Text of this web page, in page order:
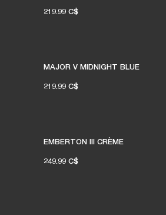
219.99 C$
MAJOR V MIDNIGHT BLUE
219.99 C$
EMBERTON III CRÈME
249.99 C$